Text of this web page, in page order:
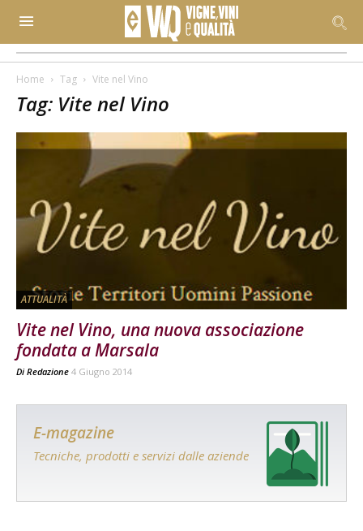
Home Tag Vite nel Vino
Tag: Vite nel Vino
ATTUALITÀ
Vite nel Vino, una nuova associazione
fondata a Marsala
Di Redazione 4 Giugno 2014
E-magazine
Tecniche, prodotti e servizi dalle aziende